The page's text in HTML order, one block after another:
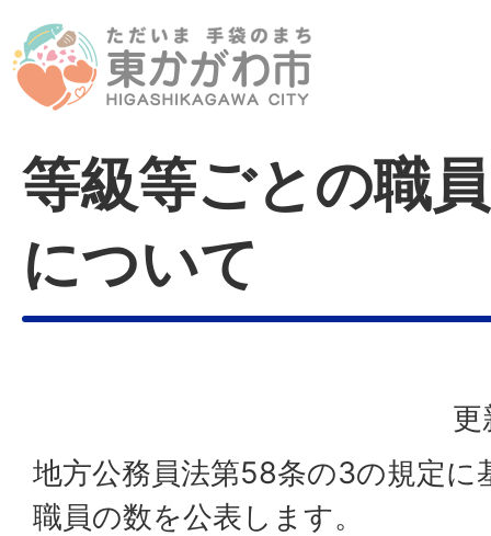
等級等ごとの職
について
更
地方公務員法第58条の3の規定に
職員の数を公表します。